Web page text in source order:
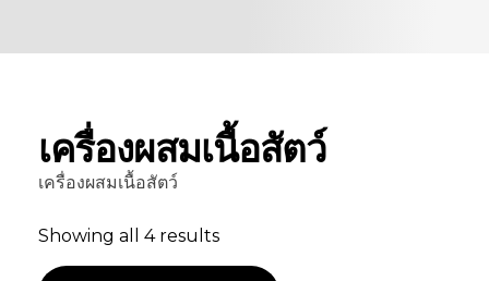
เครื่องผสมเนื้อสัตว์
เครื่องผสมเนื้อสัตว์
Showing all 4 results